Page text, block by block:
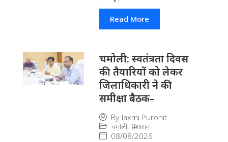
Read More
चमोली: स्वतंत्रता दिवस
की तैयारियों को लेकर
जिलाधिकारी ने की
समीक्षा बैठक–
By laxmi Purohit
चमोली, प्रशासन
08/08/2026